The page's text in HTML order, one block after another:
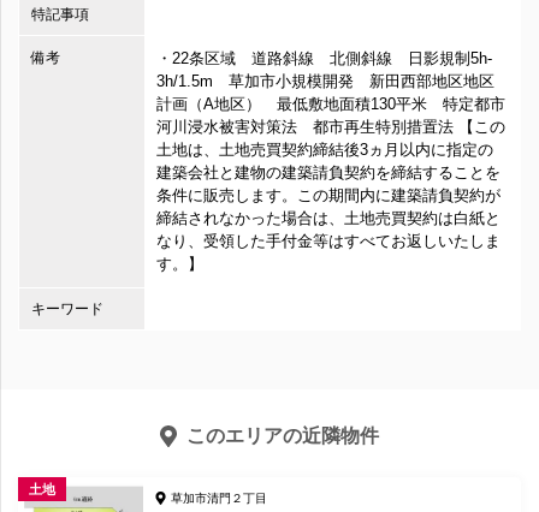
特記事項
備考
・22条区域 道路斜線 北側斜線 日影規制5h-
3h/1.5m 草加市小規模開発 新田西部地区地区
計画（A地区） 最低敷地面積130平米 特定都市
河川浸水被害対策法 都市再生特別措置法 【この
土地は、土地売買契約締結後3ヵ月以内に指定の
建築会社と建物の建築請負契約を締結することを
条件に販売します。この期間内に建築請負契約が
締結されなかった場合は、土地売買契約は白紙と
なり、受領した手付金等はすべてお返しいたしま
す。】
キーワード
このエリアの近隣物件
土地
草加市清門２丁目